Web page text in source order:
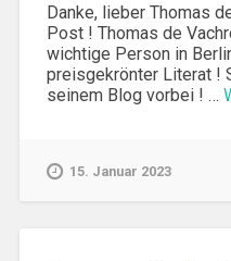
Danke, lieber Thomas
Post ! Thomas de
wichtige Person in
preisgekrönter Literat !
seinem Blog vorbei ! …
15. Januar 2023